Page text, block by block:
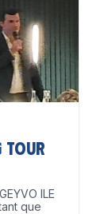
Tour
ILE
que